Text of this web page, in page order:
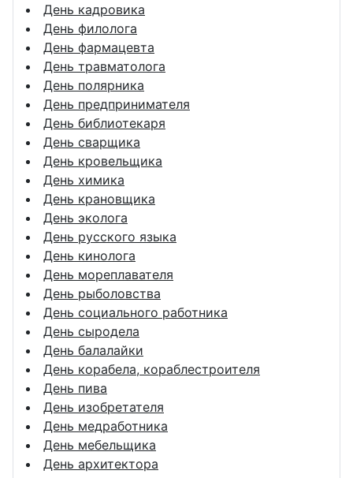
День кадровика
День филолога
День фармацевта
День травматолога
День полярника
День предпринимателя
День библиотекаря
День сварщика
День кровельщика
День химика
День крановщика
День эколога
День русского языка
День кинолога
День мореплавателя
День рыболовства
День социального работника
День сыродела
День балалайки
День корабела, кораблестроителя
День пива
День изобретателя
День медработника
День мебельщика
День архитектора